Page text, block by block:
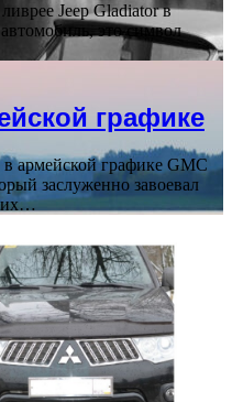
Jeep Gladiator в
это символ
графике
армейской графике GMC
заслуженно завоевал